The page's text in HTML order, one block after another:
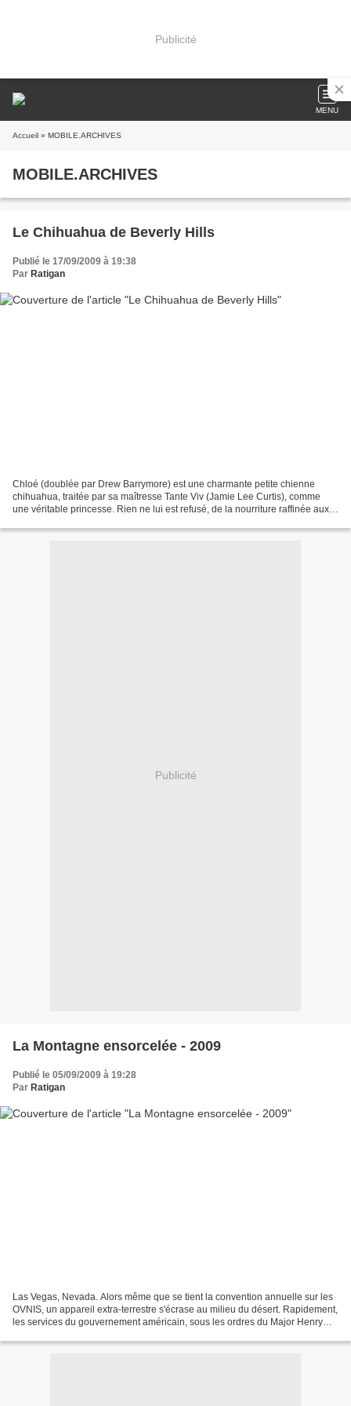
Publicité
MENU
Accueil » MOBILE.ARCHIVES
MOBILE.ARCHIVES
Le Chihuahua de Beverly Hills
Publié le 17/09/2009 à 19:38
Par Ratigan
Chloé (doublée par Drew Barrymore) est une charmante petite chienne
chihuahua, traitée par sa maîtresse Tante Viv (Jamie Lee Curtis), comme
une véritable princesse. Rien ne lui est refusé, de la nourriture raffinée aux
Publicité
La Montagne ensorcelée - 2009
Publié le 05/09/2009 à 19:28
Par Ratigan
Las Vegas, Nevada. Alors même que se tient la convention annuelle sur les
OVNIS, un appareil extra-terrestre s'écrase au milieu du désert. Rapidement,
les services du gouvernement américain, sous les ordres du Major Henry